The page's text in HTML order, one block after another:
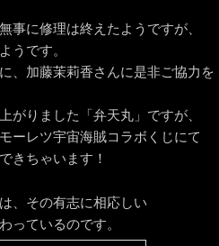
事に修理は終えたようですが、
うです。
、加藤茉莉香さんに是非ご協力を
がりました「弁天丸」ですが、
ーレツ宇宙海賊コラボくじにて
きちゃいます！
、その有志に相応しい
っているのです。